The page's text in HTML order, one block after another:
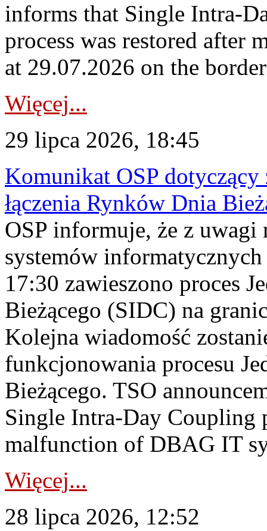
informs that Single Intra-
process was restored after
at 29.07.2026 on the
Więcej...
29 lipca 2026, 18:45
Komunikat OSP dotyczący
łączenia Rynków Dnia
OSP informuje, że z uwagi
systemów
17:30 zawieszono proces
Bieżącego (SIDC) na
Kolejna wiadomość
funkcjonowania procesu
Bieżącego. TSO
Single Intra-Day Coupling
malfunction of DBAG IT
Więcej...
28 lipca 2026, 12:52